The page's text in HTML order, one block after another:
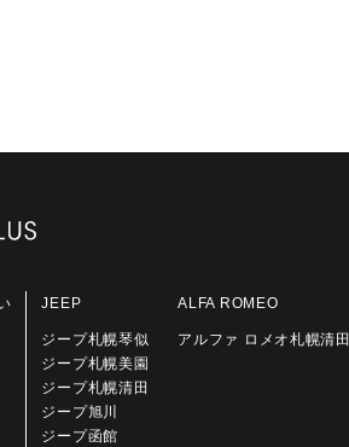
JEEP
ジープ札幌琴似
ジープ札幌美園
ジープ札幌清田
ジープ旭川
ジープ函館
ALFA ROMEO
アルファ ロメオ札幌清田